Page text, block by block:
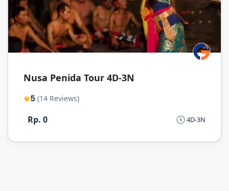
Nusa Penida Tour 4D-3N
5 (14 Reviews)
4D-3N
Rp. 0